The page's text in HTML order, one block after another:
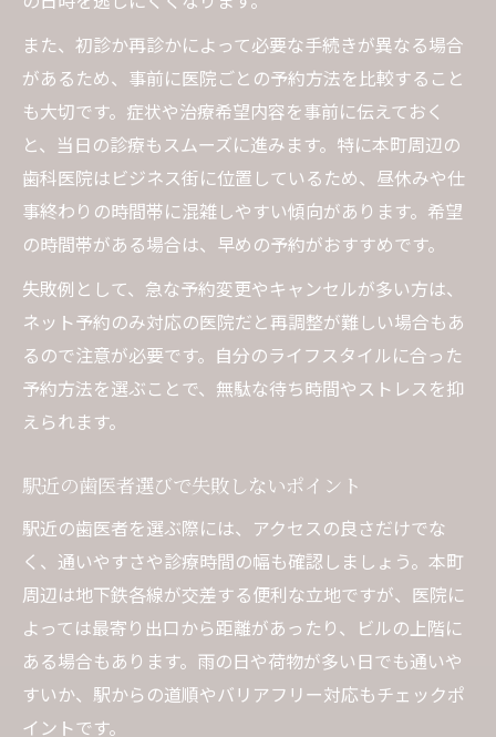
また、初診か再診かによって必要な手続きが異なる場合
があるため、事前に医院ごとの予約方法を比較すること
も大切です。症状や治療希望内容を事前に伝えておく
と、当日の診療もスムーズに進みます。特に本町周辺の
歯科医院はビジネス街に位置しているため、昼休みや仕
事終わりの時間帯に混雑しやすい傾向があります。希望
の時間帯がある場合は、早めの予約がおすすめです。
失敗例として、急な予約変更やキャンセルが多い方は、
ネット予約のみ対応の医院だと再調整が難しい場合もあ
るので注意が必要です。自分のライフスタイルに合った
予約方法を選ぶことで、無駄な待ち時間やストレスを抑
えられます。
駅近の歯医者選びで失敗しないポイント
駅近の歯医者を選ぶ際には、アクセスの良さだけでな
く、通いやすさや診療時間の幅も確認しましょう。本町
周辺は地下鉄各線が交差する便利な立地ですが、医院に
よっては最寄り出口から距離があったり、ビルの上階に
ある場合もあります。雨の日や荷物が多い日でも通いや
すいか、駅からの道順やバリアフリー対応もチェックポ
イントです。